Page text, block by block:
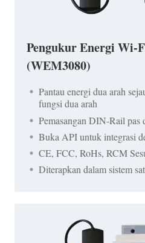
Pengukur Energi Wi-
(WEM3080)
Pantau energi dua arah
fungsi dua arah
Pemasangan DIN-Rail pas
Buka API untuk integrasi
CE, FCC, RoHs, RCM
Diterapkan dalam sistem